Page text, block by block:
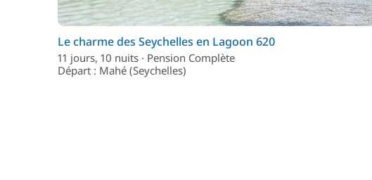
Le charme des Seychelles en Lagoon 620
11 jours, 10 nuits · Pension Complète
Départ : Mahé (Seychelles)